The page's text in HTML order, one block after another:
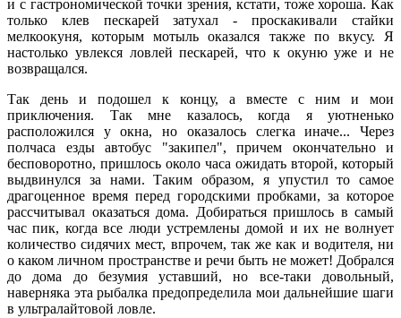
и с гастрономической точки зрения, кстати, тоже хороша. Как
только клев пескарей затухал - проскакивали стайки
мелкоокуня, которым мотыль оказался также по вкусу. Я
настолько увлекся ловлей пескарей, что к окуню уже и не
возвращался.
Так день и подошел к концу, а вместе с ним и мои
приключения. Так мне казалось, когда я уютненько
расположился у окна, но оказалось слегка иначе... Через
полчаса езды автобус "закипел", причем окончательно и
бесповоротно, пришлось около часа ожидать второй, который
выдвинулся за нами. Таким образом, я упустил то самое
драгоценное время перед городскими пробками, за которое
рассчитывал оказаться дома. Добираться пришлось в самый
час пик, когда все люди устремлены домой и их не волнует
количество сидячих мест, впрочем, так же как и водителя, ни
о каком личном пространстве и речи быть не может! Добрался
до дома до безумия уставший, но все-таки довольный,
наверняка эта рыбалка предопределила мои дальнейшие шаги
в ультралайтовой ловле.